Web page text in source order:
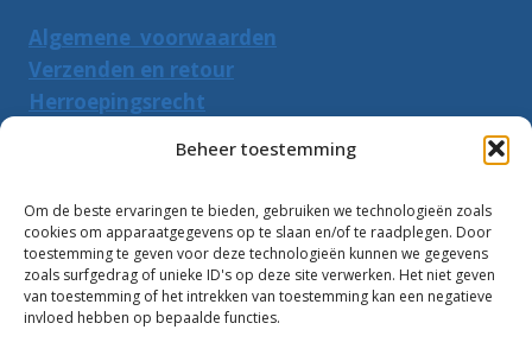
Beheer toestemming
Om de beste ervaringen te bieden, gebruiken we technologieën zoals
cookies om apparaatgegevens op te slaan en/of te raadplegen. Door
toestemming te geven voor deze technologieën kunnen we gegevens
zoals surfgedrag of unieke ID's op deze site verwerken. Het niet geven
van toestemming of het intrekken van toestemming kan een negatieve
invloed hebben op bepaalde functies.
Algemene voorwaarden
Verzenden en retour
Herroepingsrecht
Zoeken
naar:
Zoeken
Klantbeoordelingen: